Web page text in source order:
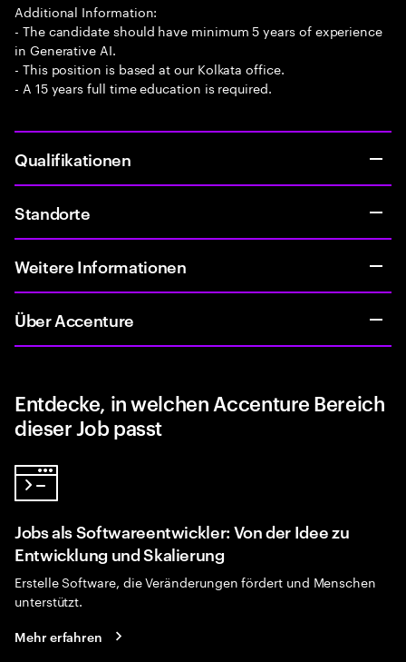
Additional Information:
- The candidate should have minimum 5 years of experience
in Generative AI.
- This position is based at our Kolkata office.
- A 15 years full time education is required.
Qualifikationen
Standorte
Weitere Informationen
Über Accenture
Entdecke, in welchen Accenture Bereich
dieser Job passt
Jobs als Softwareentwickler: Von der Idee zu
Entwicklung und Skalierung
Erstelle Software, die Veränderungen fördert und Menschen
unterstützt.
Mehr erfahren